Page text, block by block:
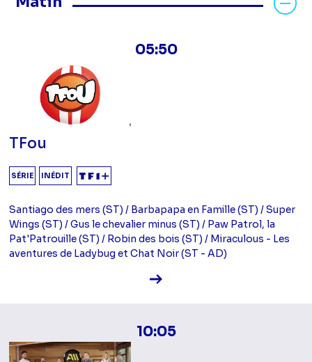
05:50
TFou
SÉRIE INÉDIT
Santiago des mers (ST) / Barbapapa en Famille (ST) / Super
Wings (ST) / Gus le chevalier minus (ST) / Paw Patrol, la
Pat'Patrouille (ST) / Robin des bois (ST) / Miraculous - Les
aventures de Ladybug et Chat Noir (ST - AD)
Voir la fiche diffusion
10:05